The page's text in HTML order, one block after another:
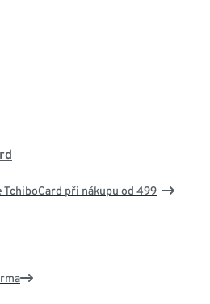
při nákupu od 499